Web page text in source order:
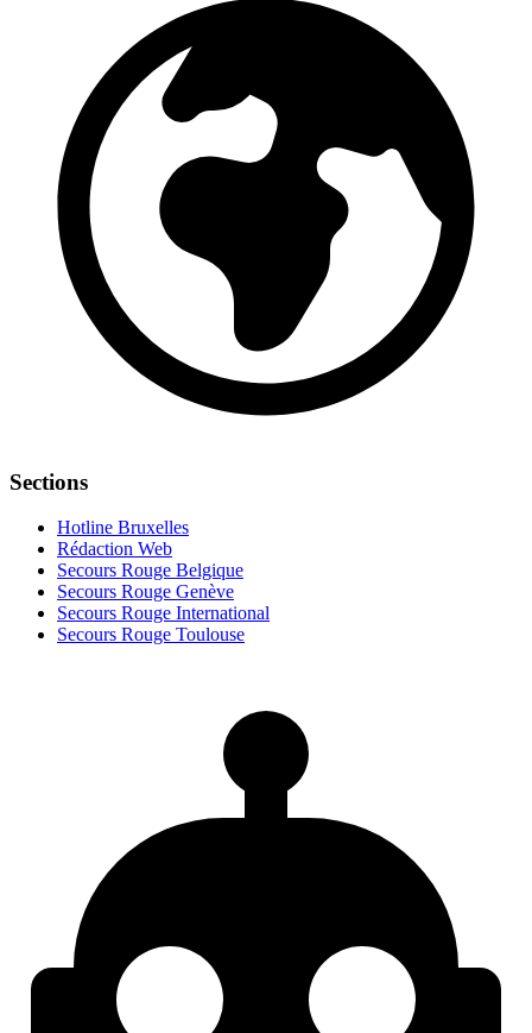
Sections
Hotline Bruxelles
Rédaction Web
Secours Rouge Belgique
Secours Rouge Genève
Secours Rouge International
Secours Rouge Toulouse